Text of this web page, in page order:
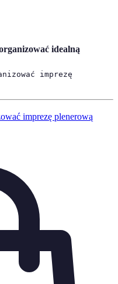
idealną
imprezę
imprezę plenerową